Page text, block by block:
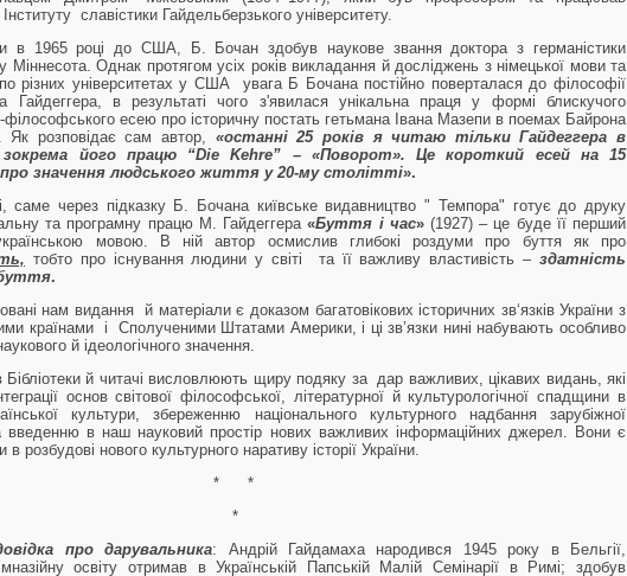
славістики Гайдельберзького університету.
в 1965 році до США, Б. Бочан здобув наукове звання доктора з германістики
Міннесота. Однак протягом усіх років викладання й досліджень з німецької мови та
по різних університетах у США увага Б Бочана постійно поверталася до філософії
Гайдеггера, в результаті чого з'явилася унікальна праця у формі блискучого
філософського есею про історичну постать гетьмана Івана Мазепи в поемах Байрона
Як розповідає сам автор, «останні 25 років я читаю тільки Гайдеггера в
зокрема його працю “Die Kehre” – «Поворот». Це короткий есей на 15
про значення людського життя у 20-му столітті».
через підказку Б. Бочана київське видавництво " Темпора" готує до друку
та програмну працю М. Гайдеггера«Буття і час» (1927) – це буде її перший
мовою. В ній автор осмислив глибокі роздуми про буття як про
тобто про існування людини у світі та її важливу властивість – здатність
.
нам видання й матеріали є доказом багатовікових історичних зв‘язків України з
країнами і Сполученими Штатами Америки, і ці зв’язки нині набувають особливо
й ідеологічного значення.
й читачі висловлюють щиру подяку за дар важливих, цікавих видань, які
основ світової філософської, літературної й культурологічної спадщини в
культури, збереженню національного культурного надбання зарубіжної
введенню в наш науковий простір нових важливих інформаційних джерел. Вони є
розбудові нового культурного наративу історії України.
*
про дарувальника: Андрій Гайдамаха народився 1945 року в Бельгії,
освіту отримав в Українській Папській Малій Семінарії в Римі; здобув